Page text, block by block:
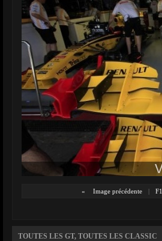
« Image précédente | F1
TOUTES LES GT, TOUTES LES CLASSIC